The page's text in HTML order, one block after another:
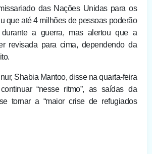
das Nações Unidas para os
que até 4 milhões de pessoas poderão
a guerra, mas alertou que a
revisada para cima, dependendo da
Shabia Mantoo, disse na quarta-feira
“nesse ritmo”, as saídas da
tornar a “maior crise de refugiados